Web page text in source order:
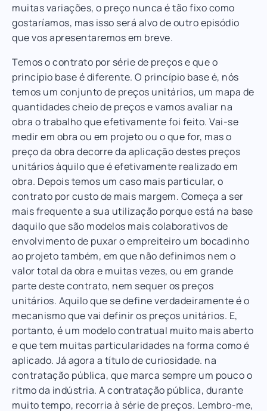
muitas variações, o preço nunca é tão fixo como
gostaríamos, mas isso será alvo de outro episódio
que vos apresentaremos em breve.
Temos o contrato por série de preços e que o
princípio base é diferente. O princípio base é, nós
temos um conjunto de preços unitários, um mapa de
quantidades cheio de preços e vamos avaliar na
obra o trabalho que efetivamente foi feito. Vai-se
medir em obra ou em projeto ou o que for, mas o
preço da obra decorre da aplicação destes preços
unitários àquilo que é efetivamente realizado em
obra. Depois temos um caso mais particular, o
contrato por custo de mais margem. Começa a ser
mais frequente a sua utilização porque está na base
daquilo que são modelos mais colaborativos de
envolvimento de puxar o empreiteiro um bocadinho
ao projeto também, em que não definimos nem o
valor total da obra e muitas vezes, ou em grande
parte deste contrato, nem sequer os preços
unitários. Aquilo que se define verdadeiramente é o
mecanismo que vai definir os preços unitários. E,
portanto, é um modelo contratual muito mais aberto
e que tem muitas particularidades na forma como é
aplicado. Já agora a título de curiosidade. na
contratação pública, que marca sempre um pouco o
ritmo da indústria. A contratação pública, durante
muito tempo, recorria à série de preços. Lembro-me,